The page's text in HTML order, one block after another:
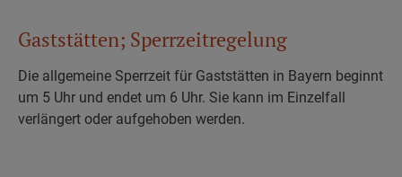
Gaststätten; Sperrzeitregelung
Die allgemeine Sperrzeit für Gaststätten in Bayern beginnt
um 5 Uhr und endet um 6 Uhr. Sie kann im Einzelfall
verlängert oder aufgehoben werden.